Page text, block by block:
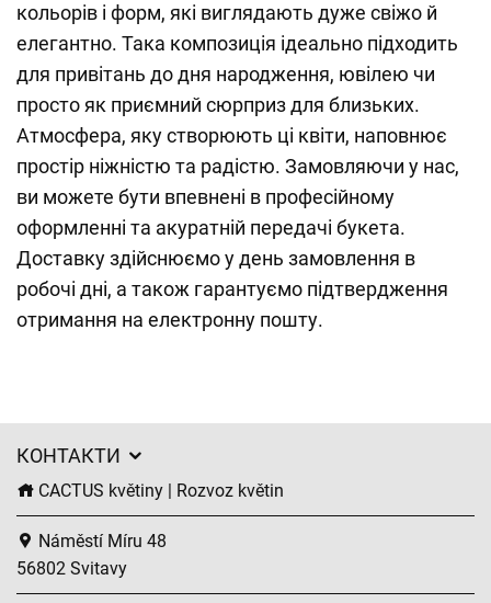
кольорів і форм, які виглядають дуже свіжо й
елегантно. Така композиція ідеально підходить
для привітань до дня народження, ювілею чи
просто як приємний сюрприз для близьких.
Атмосфера, яку створюють ці квіти, наповнює
простір ніжністю та радістю. Замовляючи у нас,
ви можете бути впевнені в професійному
оформленні та акуратній передачі букета.
Доставку здійснюємо у день замовлення в
робочі дні, а також гарантуємо підтвердження
отримання на електронну пошту.
КОНТАКТИ
CACTUS květiny | Rozvoz květin
Náměstí Míru 48
56802 Svitavy